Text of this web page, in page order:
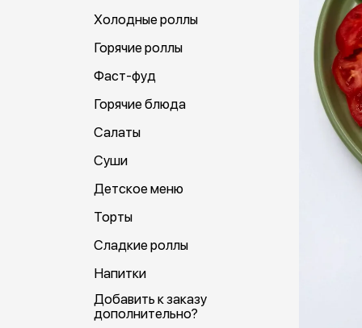
Холодные роллы
Горячие роллы
Фаст-фуд
Горячие блюда
Салаты
Суши
Детское меню
Торты
Сладкие роллы
Напитки
Добавить к заказу
дополнительно?